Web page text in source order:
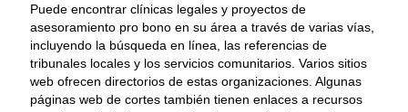
Puede encontrar clínicas legales y proyectos de
asesoramiento pro bono en su área a través de varias vías,
incluyendo la búsqueda en línea, las referencias de
tribunales locales y los servicios comunitarios. Varios sitios
web ofrecen directorios de estas organizaciones. Algunas
páginas web de cortes también tienen enlaces a recursos